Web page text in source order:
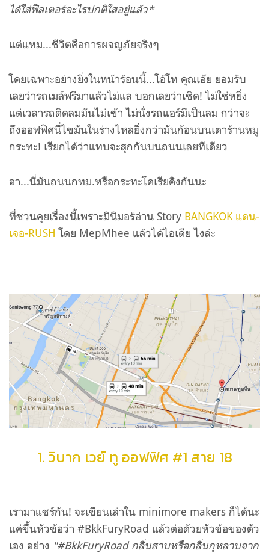
ได้ใส่ฟิลเตอร์อะไรปกติใสอยู่แล้ว*
แต่แหม...ชีวิตคือการผจญภัยจริงๆ
โดยเฉพาะอย่างยิ่งในหน้าร้อนนี้...โอ้โห คุณเอ๊ย ยอมรับ
เลยว่ารถเมล์ฟรีมาแล้วไม่แล บอกเลยว่าเชิด! ไม่ใช่หยิ่ง
แต่เวลารถติดลมมันไม่เข้า ไม่นั่งรถแอร์มีเป็นลม กว่าจะ
ถึงออฟฟิศนี่ไขมันในร่างไหลยิ่งกว่ามันก้อนบนเตาร้านหมู
กระทะ! เรียกได้ว่าแทบจะสุกกันบนถนนเลยทีเดียว
อา...นี่มันถนนกทม.หรือกระทะโคเรียคิงกันนะ
ที่ชวนคุยเรื่องนี้เพราะมินิมอร์อ่าน Story BANGKOK แดน-
เจอ-RUSH โดย MepMhee แล้วได้ไอเดีย ไงล่ะ
1. วิบาก เวย์ ทู ออฟฟิศ #1 สาย 18
เรามาแชร์กัน! จะเขียนเล่าใน minimore makers ก็ได้นะ
แค่ขึ้นหัวข้อว่า #BkkFuryRoad แล้วต่อด้วยหัวข้อของตัว
เอง อย่าง "#BkkFuryRoad กลิ่นสาบหรือกลิ่นกุหลาบจาก